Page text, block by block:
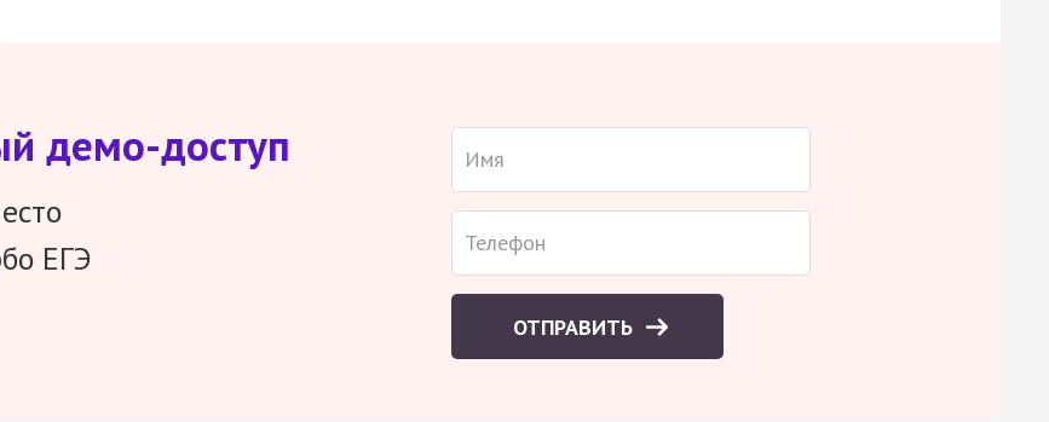
демо-доступ
ЕГЭ
ОТПРАВИТЬ